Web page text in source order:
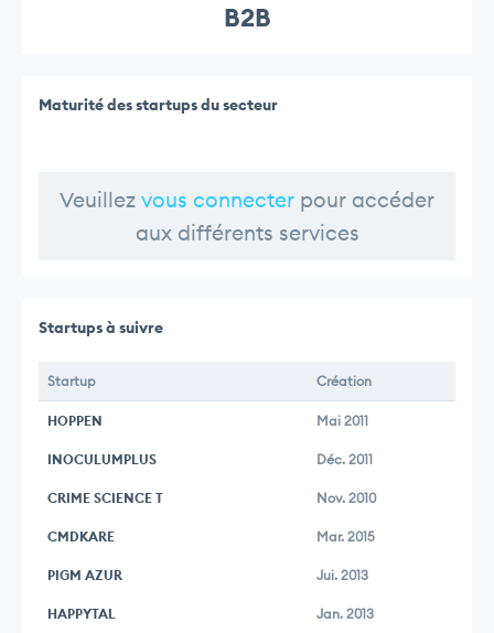
B2B
Maturité des startups du secteur
Veuillez vous connecter pour accéder
aux différents services
Startups à suivre
Startup Création
HOPPEN Mai 2011
INOCULUMPLUS Déc. 2011
CRIME SCIENCE T Nov. 2010
CMDKARE Mar. 2015
PIGM AZUR Jui. 2013
HAPPYTAL Jan. 2013